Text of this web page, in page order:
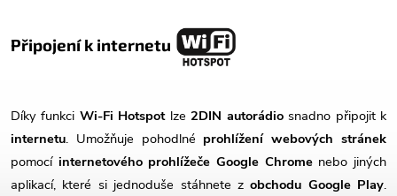
Připojení k internetu
Díky funkci Wi-Fi Hotspotlze 2DIN autorádiosnadno připojit k
internetu. Umožňuje pohodlné prohlížení webových stránek
pomocí internetového prohlížeče Google Chromenebo jiných
aplikací, které si jednoduše stáhnete zobchodu Google Play.